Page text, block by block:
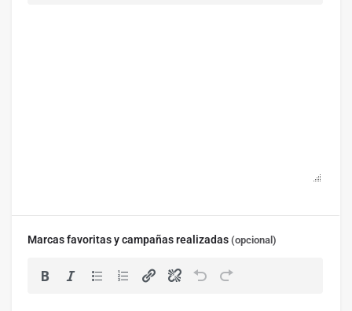
Marcas favoritas y campañas realizadas (opcional)